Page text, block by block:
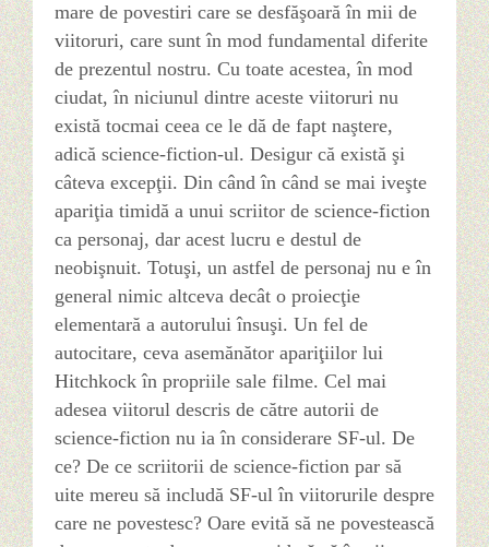
mare de povestiri care se desfăşoară în mii de
viitoruri, care sunt în mod fundamental diferite
de prezentul nostru. Cu toate acestea, în mod
ciudat, în niciunul dintre aceste viitoruri nu
există tocmai ceea ce le dă de fapt naştere,
adică science-fiction-ul. Desigur că există şi
câteva excepţii. Din când în când se mai iveşte
apariţia timidă a unui scriitor de science-fiction
ca personaj, dar acest lucru e destul de
neobişnuit. Totuşi, un astfel de personaj nu e în
general nimic altceva decât o proiecţie
elementară a autorului însuşi. Un fel de
autocitare, ceva asemănător apariţiilor lui
Hitchkock în propriile sale filme. Cel mai
adesea viitorul descris de către autorii de
science-fiction nu ia în considerare SF-ul. De
ce? De ce scriitorii de science-fiction par să
uite mereu să includă SF-ul în viitorurile despre
care ne povestesc? Oare evită să ne povestească